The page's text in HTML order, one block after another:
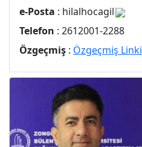
e-Posta : hilalhocagil
Telefon : 2612001-2288
Özgeçmiş : Özgeçmiş Linki